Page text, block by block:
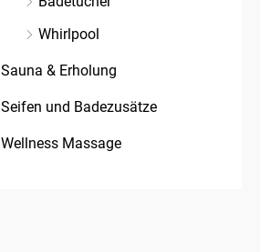
Whirlpool
Sauna & Erholung
Seifen und Badezusätze
Wellness Massage